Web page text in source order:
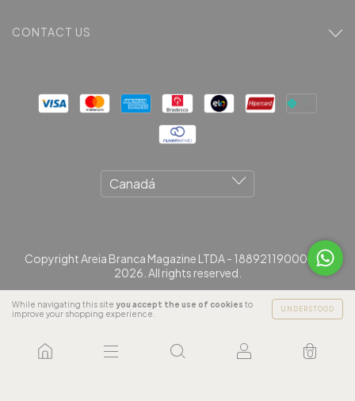
While navigating this site you accept the use of cookies to
improve your shopping experience.
UNDERSTOOD
0
CONTACT US
Copyright Areia Branca Magazine LTDA - 18892119000181 -
2026. All rights reserved.